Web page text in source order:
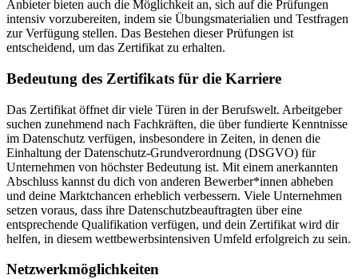
Anbieter bieten auch die Möglichkeit an, sich auf die Prüfungen
intensiv vorzubereiten, indem sie Übungsmaterialien und Testfragen
zur Verfügung stellen. Das Bestehen dieser Prüfungen ist
entscheidend, um das Zertifikat zu erhalten.
Bedeutung des Zertifikats für die Karriere
Das Zertifikat öffnet dir viele Türen in der Berufswelt. Arbeitgeber
suchen zunehmend nach Fachkräften, die über fundierte Kenntnisse
im Datenschutz verfügen, insbesondere in Zeiten, in denen die
Einhaltung der Datenschutz-Grundverordnung (DSGVO) für
Unternehmen von höchster Bedeutung ist. Mit einem anerkannten
Abschluss kannst du dich von anderen Bewerber*innen abheben
und deine Marktchancen erheblich verbessern. Viele Unternehmen
setzen voraus, dass ihre Datenschutzbeauftragten über eine
entsprechende Qualifikation verfügen, und dein Zertifikat wird dir
helfen, in diesem wettbewerbsintensiven Umfeld erfolgreich zu sein.
Netzwerkmöglichkeiten